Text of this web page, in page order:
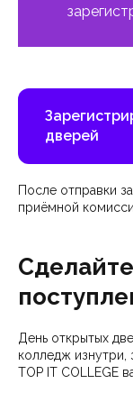
дверей
После отправки
приёмной
День открытых
колледж изнутри,
TOP IT COLLEGE